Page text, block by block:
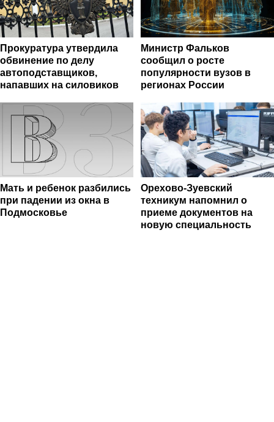
Прокуратура утвердила
обвинение по делу
автоподставщиков,
напавших на силовиков
Министр Фальков
сообщил о росте
популярности вузов в
регионах России
Мать и ребенок разбились
при падении из окна в
Подмосковье
Орехово-Зуевский
техникум напомнил о
приеме документов на
новую специальность